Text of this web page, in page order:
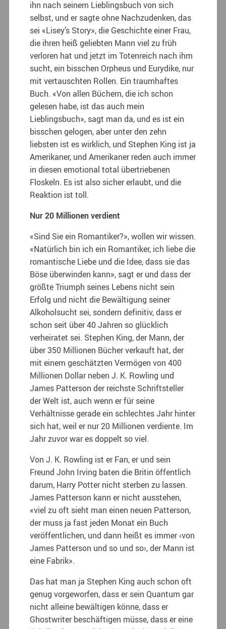
ihn nach seinem Lieblingsbuch von sich
selbst, und er sagte ohne Nachzudenken, das
sei «Lisey’s Story», die Geschichte einer Frau,
die ihren heiß geliebten Mann viel zu früh
verloren hat und jetzt im Totenreich nach ihm
sucht, ein bisschen Orpheus und Eurydike, nur
mit vertauschten Rollen. Ein traumhaftes
Buch. «Von allen Büchern, die ich schon
gelesen habe, ist das auch mein
Lieblingsbuch», sagt man da, und es ist ein
bisschen gelogen, aber unter den zehn
liebsten ist es wirklich, und Stephen King ist ja
Amerikaner, und Amerikaner reden auch immer
in diesen emotional total übertriebenen
Floskeln. Es ist also sicher erlaubt, und die
Reaktion ist toll.
Nur 20 Millionen verdient
«Sind Sie ein Romantiker?», wollen wir wissen.
«Natürlich bin ich ein Romantiker, ich liebe die
romantische Liebe und die Idee, dass sie das
Böse überwinden kann», sagt er und dass der
größte Triumph seines Lebens nicht sein
Erfolg und nicht die Bewältigung seiner
Alkoholsucht sei, sondern definitiv, dass er
schon seit über 40 Jahren so glücklich
verheiratet sei. Stephen King, der Mann, der
über 350 Millionen Bücher verkauft hat, der
mit einem geschätzten Vermögen von 400
Millionen Dollar neben J. K. Rowling und
James Patterson der reichste Schriftsteller
der Welt ist, auch wenn er für seine
Verhältnisse gerade ein schlechtes Jahr hinter
sich hat, weil er nur 20 Millionen verdiente. Im
Jahr zuvor war es doppelt so viel.
Von J. K. Rowling ist er Fan, er und sein
Freund John Irving baten die Britin öffentlich
darum, Harry Potter nicht sterben zu lassen.
James Patterson kann er nicht ausstehen,
«viel zu oft sieht man einen neuen Patterson,
der muss ja fast jeden Monat ein Buch
veröffentlichen, und dann heißt es immer ‹von
James Patterson und so und so›, der Mann ist
eine Fabrik».
Das hat man ja Stephen King auch schon oft
genug vorgeworfen, dass er sein Quantum gar
nicht alleine bewältigen könne, dass er
Ghostwriter beschäftigen müsse, dass er eine